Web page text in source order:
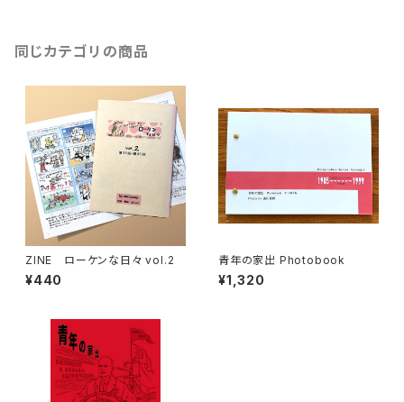
同じカテゴリの商品
ZINE ローケンな日々 vol.2
¥440
青年の家出 Photobook
¥1,320